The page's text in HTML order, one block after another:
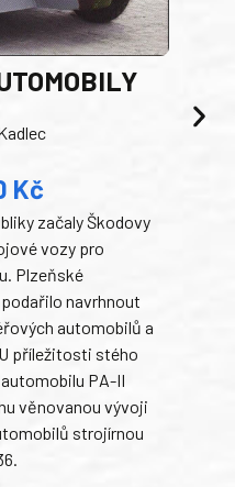
Kč
začaly Škodovy
vozy pro
Plzeňské
navrhnout
automobilů a
příležitosti stého
PA-II
věnovanou vývoji
strojírnou